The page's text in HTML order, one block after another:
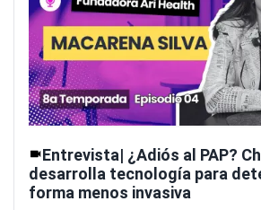
Entrevista| ¿Adiós al PAP?
desarrolla tecnología para
forma menos invasiva